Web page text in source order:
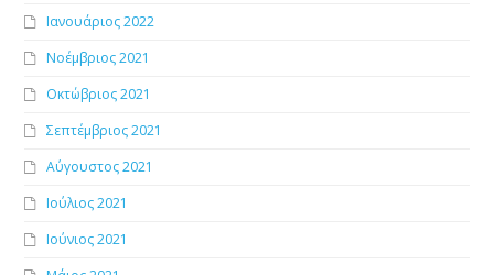
Ιανουάριος 2022
Νοέμβριος 2021
Οκτώβριος 2021
Σεπτέμβριος 2021
Αύγουστος 2021
Ιούλιος 2021
Ιούνιος 2021